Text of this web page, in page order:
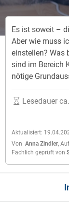
Es ist soweit –
Aber wie muss
einstellen? Was
sind im Bereich
nötige
Aktualisiert:
Von Anna Zindler,
Fachlich geprüft von
Lesedauer